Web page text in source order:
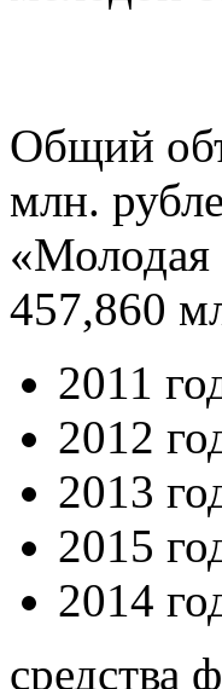
Общий
млн.
«Молодая
457,860
2011
2012
2013
2015
2014
средства